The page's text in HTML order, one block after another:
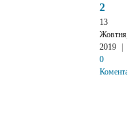
2
13
Жовтня,
2019
0